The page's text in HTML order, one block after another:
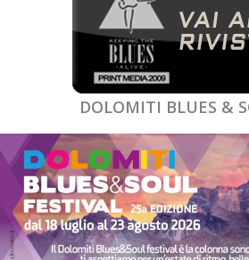
DOLOMITI BLUES &